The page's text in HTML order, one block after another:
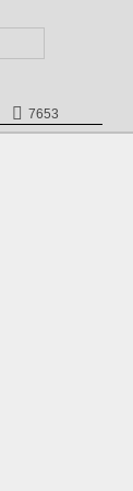
7653